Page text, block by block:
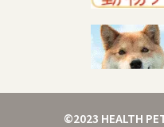
©2023 HEALTH